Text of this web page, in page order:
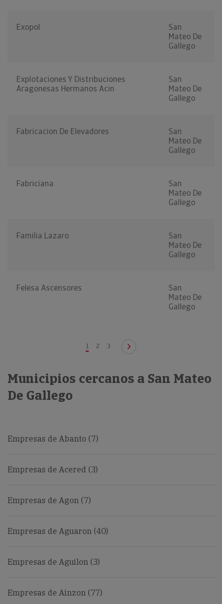
Exopol
San
Mateo De
Gallego
Explotaciones Y Distribuciones
Aragonesas Hermanos Acin
San
Mateo De
Gallego
Fabricacion De Elevadores
San
Mateo De
Gallego
Fabriciana
San
Mateo De
Gallego
Familia Lazaro
San
Mateo De
Gallego
Felesa Ascensores
San
Mateo De
Gallego
1 2 3
Municipios cercanos a San Mateo
De Gallego
Empresas de Abanto (7)
Empresas de Acered (3)
Empresas de Agon (7)
Empresas de Aguaron (40)
Empresas de Aguilon (3)
Empresas de Ainzon (77)